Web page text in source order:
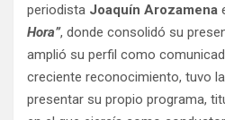
periodista Joaquín Arozamena
Hora”, donde consolidó su
amplió su perfil como
creciente reconocimiento, tuvo
presentar su propio programa,